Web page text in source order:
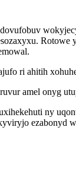
Rotowe
ri ahitih
amel onyg
ny
ezabonyd